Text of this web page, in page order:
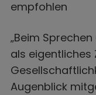
empfohlen
„Beim
als
Augenblick